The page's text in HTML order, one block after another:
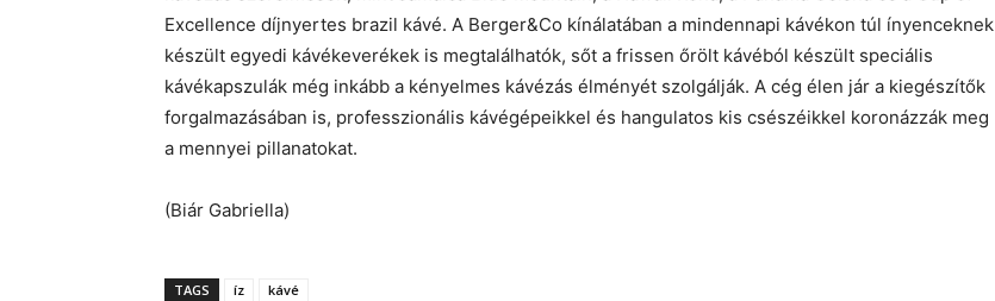
Excellence díjnyertes brazil kávé. A Berger&Co kínálatában a mindennapi kávékon túl ínyenceknek
készült egyedi kávékeverékek is megtalálhatók, sőt a frissen őrölt kávéból készült speciális
kávékapszulák még inkább a kényelmes kávézás élményét szolgálják. A cég élen jár a kiegészítők
forgalmazásában is, professzionális kávégépeikkel és hangulatos kis csészéikkel koronázzák meg
a mennyei pillanatokat.
(Biár Gabriella)
TAGS íz kávé